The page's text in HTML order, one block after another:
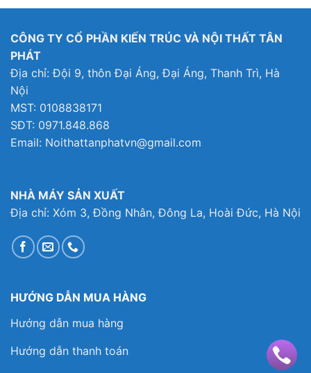
2,016,000₫.
CÔNG TY CỔ PHẦN KIẾN TRÚC VÀ NỘI THẤT TÂN
PHÁT
Địa chỉ: Đội 9, thôn Đại Áng, Đại Áng, Thanh Trì, Hà
Nội
MST: 0108838171
SĐT: 0971.848.868
Email: Noithattanphatvn@gmail.com
NHÀ MÁY SẢN XUẤT
Địa chỉ: Xóm 3, Đồng Nhân, Đông La, Hoài Đức, Hà Nội
HƯỚNG DẪN MUA HÀNG
Hướng dẫn mua hàng
Hướng dẫn thanh toán